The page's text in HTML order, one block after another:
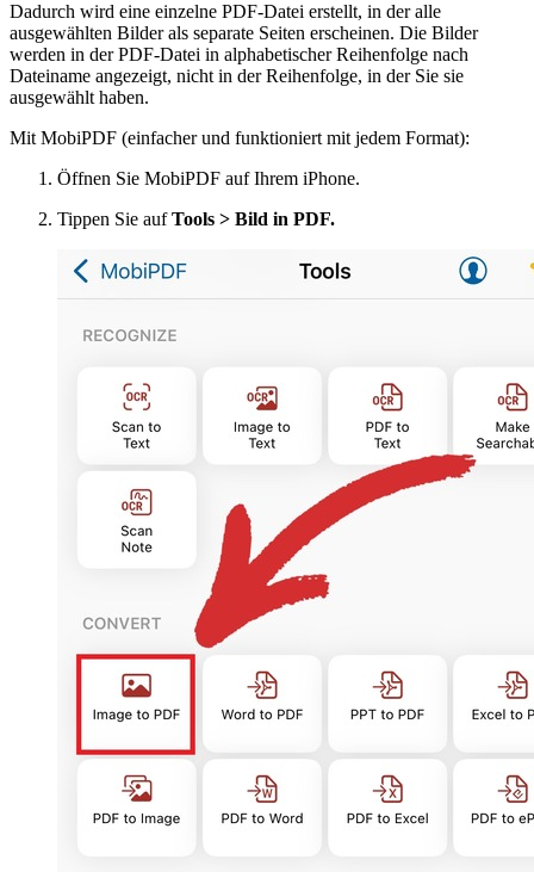
Dadurch wird eine einzelne PDF-Datei erstellt, in der alle
ausgewählten Bilder als separate Seiten erscheinen. Die Bilder
werden in der PDF-Datei in alphabetischer Reihenfolge nach
Dateiname angezeigt, nicht in der Reihenfolge, in der Sie sie
ausgewählt haben.
Mit MobiPDF (einfacher und funktioniert mit jedem Format):
Öffnen Sie MobiPDF auf Ihrem iPhone.
Tippen Sie aufTools > Bild in PDF.